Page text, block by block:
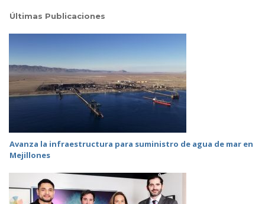
Últimas Publicaciones
Avanza la infraestructura para suministro de agua de mar en
Mejillones